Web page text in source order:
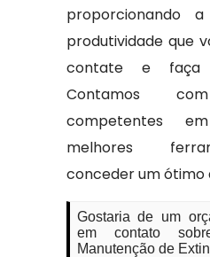
proporcionando
produtividade que
contate e faça
Contamos
competentes
melhores
conceder um ótimo
Gostaria de um
em contato
Manutenção de